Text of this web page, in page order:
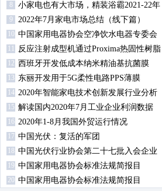
亿美元大关
8
小家电也有大市场，精装浴霸2021-22年
规模配套超700万
9 2022年7月家电市场总结（线下篇）
10 中国家用电器协会空净饮水电器专委会
2020年工作会议召开
反应注射成型机通过Proxima热固性树脂
扩大材料产品组合
12 西班牙开发低成本纳米精油基抗菌膜
13 东丽开发用于5G柔性电路PPS薄膜
14 2020年智能家电技术创新发展行业分析
会在慈溪顺利召开
15 解读国内2020年7月工业企业利润数据
16 2020年1-8月我国外贸运行情况
17 中国光伏：复活的军团
18 中国光伏行业协会第二十七批入会企业
名单
19 中国家用电器协会标准法规简报目
录-2020年第3期
20 中国家用电器协会标准法规简报目